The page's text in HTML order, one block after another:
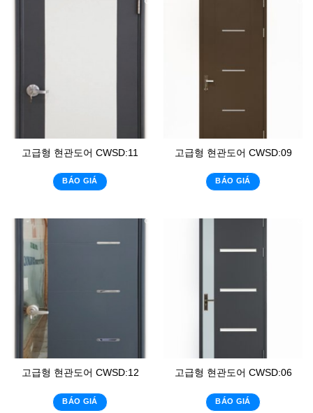
고급형 현관도어 CWSD:11
BÁO GIÁ
고급형 현관도어 CWSD:09
BÁO GIÁ
고급형 현관도어 CWSD:12
BÁO GIÁ
고급형 현관도어 CWSD:06
BÁO GIÁ